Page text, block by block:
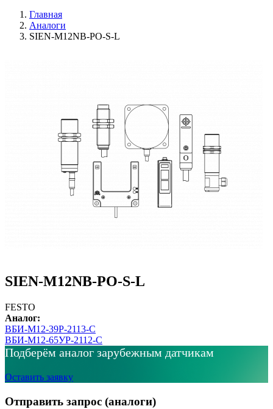
Главная
Аналоги
SIEN-M12NB-PO-S-L
SIEN-M12NB-PO-S-L
FESTO
Аналог:
ВБИ-М12-39Р-2113-С
ВБИ-М12-65УР-2112-С
Подберём аналог зарубежным датчикам
Оставить заявку
Отправить запрос (аналоги)